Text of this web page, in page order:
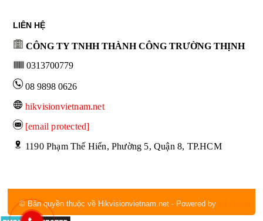
LIÊN HỆ
CÔNG TY TNHH THÀNH CÔNG TRƯỜNG THỊNH
0313700779
08 9898 0626
hikvisionvietnam.net
[email protected]
1190 Phạm Thế Hiển, Phường 5, Quận 8, TP.HCM
© Bản quyền thuộc về Hikvisionvietnam.net - Powered by